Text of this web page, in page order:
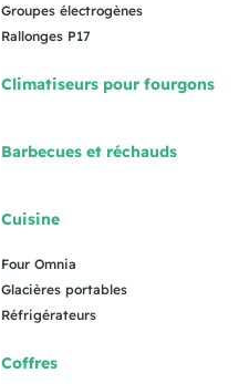
Groupes électrogènes
Rallonges P17
Climatiseurs pour fourgons
Barbecues et réchauds
Cuisine
Four Omnia
Glacières portables
Réfrigérateurs
Coffres